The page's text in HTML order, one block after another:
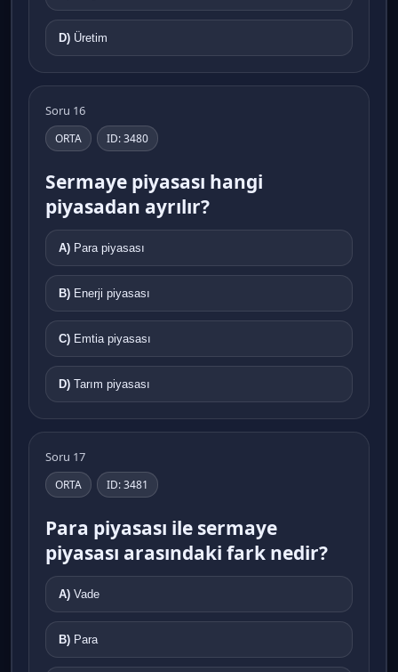
D) Üretim
Soru 16
ORTA ID: 3480
Sermaye piyasası hangi
piyasadan ayrılır?
A) Para piyasası
B) Enerji piyasası
C) Emtia piyasası
D) Tarım piyasası
Soru 17
ORTA ID: 3481
Para piyasası ile sermaye
piyasası arasındaki fark nedir?
A) Vade
B) Para